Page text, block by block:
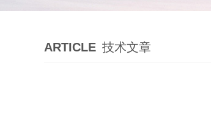
ARTICLE 技术文章